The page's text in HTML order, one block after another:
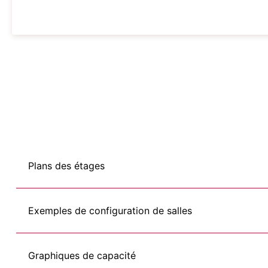
Plans des étages
Exemples de configuration de salles
Graphiques de capacité